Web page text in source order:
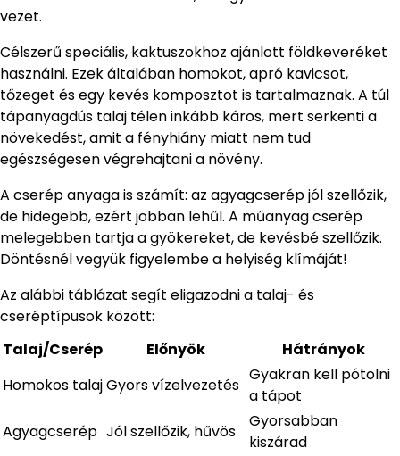
vezet.
Célszerű speciális, kaktuszokhoz ajánlott földkeveréket
használni. Ezek általában homokot, apró kavicsot,
tőzeget és egy kevés komposztot is tartalmaznak. A túl
tápanyagdús talaj télen inkább káros, mert serkenti a
növekedést, amit a fényhiány miatt nem tud
egészségesen végrehajtani a növény.
A cserép anyaga is számít: az agyagcserép jól szellőzik,
de hidegebb, ezért jobban lehűl. A műanyag cserép
melegebben tartja a gyökereket, de kevésbé szellőzik.
Döntésnél vegyük figyelembe a helyiség klímáját!
Az alábbi táblázat segít eligazodni a talaj- és
cseréptípusok között:
Talaj/Cserép
Előnyök
Hátrányok
Homokos talajGyors vízelvezetés
Gyakran kell pótolni
a tápot
Agyagcserép Jól szellőzik, hűvös
Gyorsabban
kiszárad